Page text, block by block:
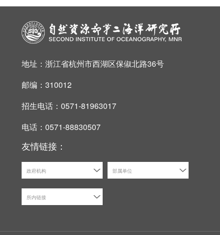
地址：浙江省杭州市西湖区保俶北路36号
邮编：310012
招生电话：0571-81963017
电话：0571-88830507
友情链接：
政府机构 部属单位
所内链接